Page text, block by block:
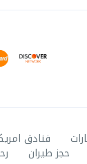
فنادق
حجز طيران